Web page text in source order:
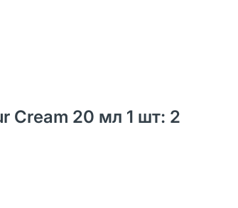
Cream 20 мл 1 шт: 2